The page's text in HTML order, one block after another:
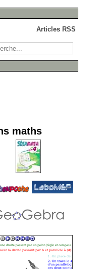
Articles RSS
maths